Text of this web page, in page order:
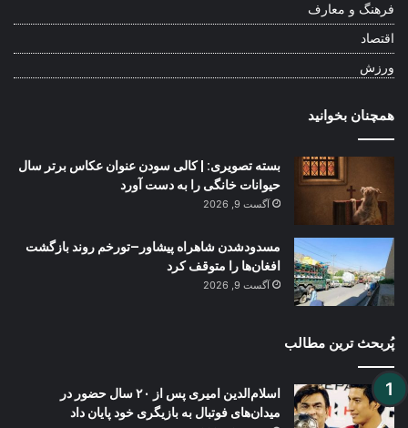
فرهنگ و معارف
اقتصاد
ورزش
همچنان بخوانید
بسته تصویری: | کالی سودن عنوان عکاس برتر سال
حیوانات خانگی را به دست آورد
آگست 9, 2026
مسدودشدن شاهراه پیشاور–تورخم روند بازگشت
افغان‌ها را متوقف کرد
آگست 9, 2026
پُربحث ترین مطالب
اسلام‌الدین امیری پس از ۲۰ سال حضور در
میدان‌های فوتبال به بازیگری خود پایان داد